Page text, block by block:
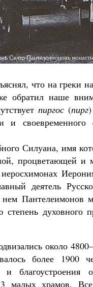
что на греки
обратил наше
пиргос (пирг
и
Силуана, имя
процветающей
деятель
Пантелеимонов
духовного
около
более 1900
и
малых храмов.